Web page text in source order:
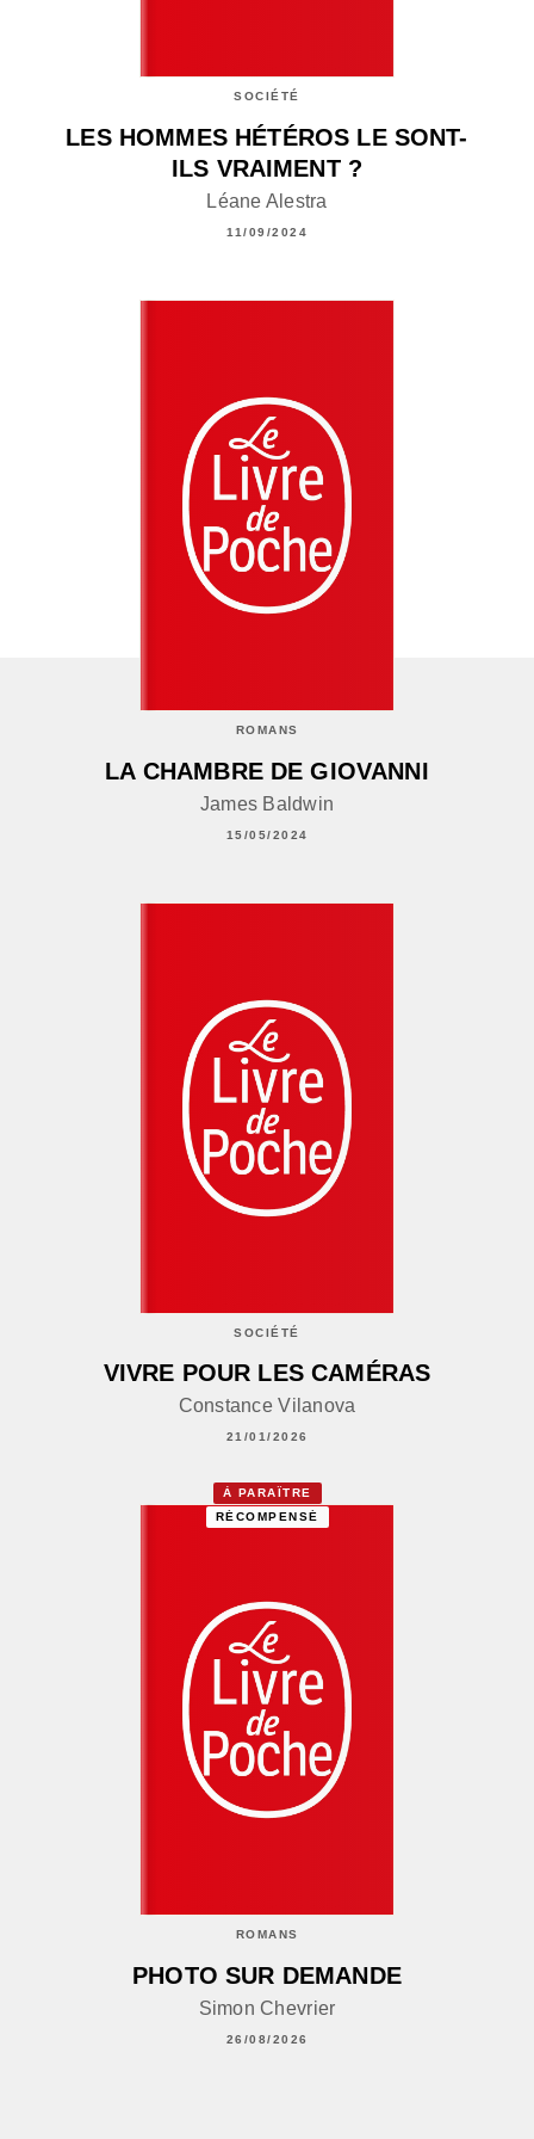
SOCIÉTÉ
LES HOMMES HÉTÉROS LE SONT-
ILS VRAIMENT ?
Léane Alestra
11/09/2024
ROMANS
LA CHAMBRE DE GIOVANNI
James Baldwin
15/05/2024
SOCIÉTÉ
VIVRE POUR LES CAMÉRAS
Constance Vilanova
21/01/2026
À PARAÎTRE
RÉCOMPENSÉ
ROMANS
PHOTO SUR DEMANDE
Simon Chevrier
26/08/2026